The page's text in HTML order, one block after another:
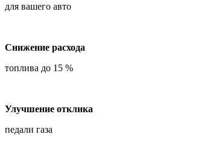
для вашего авто
Снижение расхода
топлива до 15 %
Улучшение отклика
педали газа